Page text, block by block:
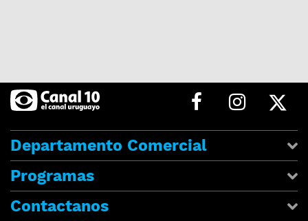
Departamento Comercial
Programas
Contactanos